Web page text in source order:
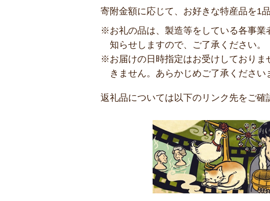
寄附金額に応じて、お好きな特産品を1
※お礼の品は、製造等をしている各事業
知らせしますので、ご了承ください。
※お届けの日時指定はお受けしておりま
きません。あらかじめご了承ください
返礼品については以下のリンク先をご確